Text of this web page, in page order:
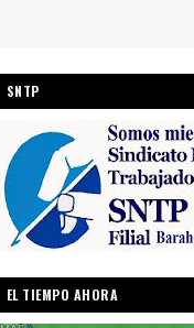
SNTP
EL TIEMPO AHORA